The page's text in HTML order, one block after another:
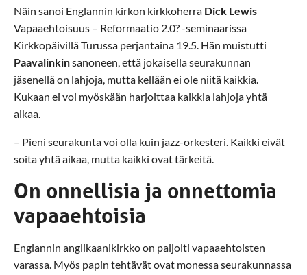
Näin sanoi Englannin kirkon kirkkoherra Dick Lewis
Vapaaehtoisuus – Reformaatio 2.0? -seminaarissa
Kirkkopäivillä Turussa perjantaina 19.5. Hän muistutti
Paavalinkinsanoneen, että jokaisella seurakunnan
jäsenellä on lahjoja, mutta kellään ei ole niitä kaikkia.
Kukaan ei voi myöskään harjoittaa kaikkia lahjoja yhtä
aikaa.
– Pieni seurakunta voi olla kuin jazz-orkesteri. Kaikki eivät
soita yhtä aikaa, mutta kaikki ovat tärkeitä.
On onnellisia ja onnettomia
vapaaehtoisia
Englannin anglikaanikirkko on paljolti vapaaehtoisten
varassa. Myös papin tehtävät ovat monessa seurakunnassa